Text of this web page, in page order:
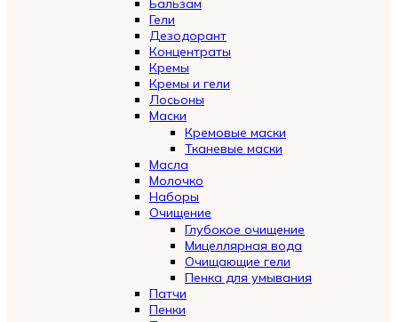
Бальзам
Гели
Дезодорант
Концентраты
Кремы
Кремы и гели
Лосьоны
Маски
Кремовые маски
Тканевые маски
Масла
Молочко
Наборы
Очищение
Глубокое очищение
Мицеллярная вода
Очищающие гели
Пенка для умывания
Патчи
Пенки